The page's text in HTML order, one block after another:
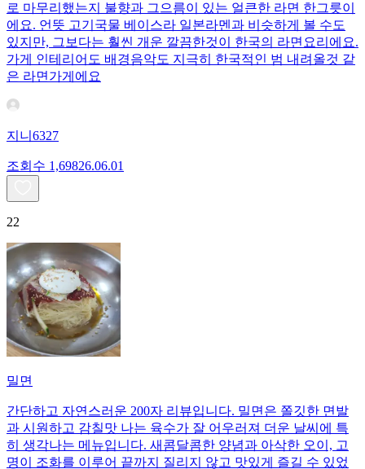
로 마무리했는지 불향과 그으름이 있는 얼큰한 라면 한그릇이
에요. 언뜻 고기국물 베이스라 일본라멘과 비슷하게 볼 수도
있지만, 그보다는 훨씬 개운 깔끔한것이 한국의 라면요리에요.
가게 인테리어도 배경음악도 지극히 한국적인 범 내려올것 같
은 라면가게에요
지니6327
조회수 1,69826.06.01
22
밀면
간단하고 자연스러운 200자 리뷰입니다. 밀면은 쫄깃한 면발
과 시원하고 감칠맛 나는 육수가 잘 어우러져 더운 날씨에 특
히 생각나는 메뉴입니다. 새콤달콤한 양념과 아삭한 오이, 고
명이 조화를 이루어 끝까지 질리지 않고 맛있게 즐길 수 있었